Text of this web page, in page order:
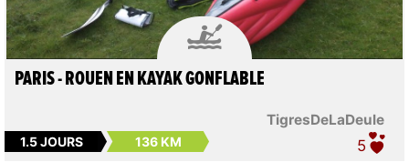

TigresDeLaDeule
PARIS - ROUEN EN KAYAK GONFLABLE
1.5 JOURS 136 KM 5